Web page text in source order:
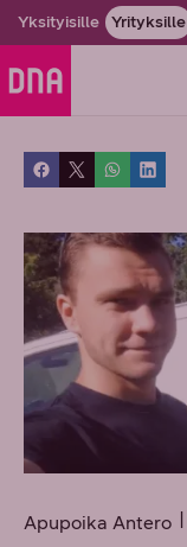
Yksityisille Yrityksille
Apupoika Antero